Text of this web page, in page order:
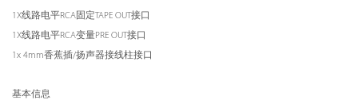
1X线路电平RCA固定TAPE OUT接口
1X线路电平RCA变量PRE OUT接口
1x 4mm香蕉插/扬声器接线柱接口
基本信息